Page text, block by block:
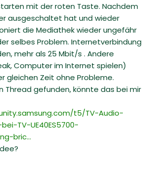
mit der roten Taste. Nachdem
ausgeschaltet hat und wieder
die Mediathek wieder ungefähr
selbes Problem. Internetverbindung
mehr als 25 Mbit/s . Andere
Computer im Internet spielen)
gleichen Zeit ohne Probleme.
Thread gefunden, könnte das bei mir
t5/TV-Audio-
TV-UE40ES5700-
bric...